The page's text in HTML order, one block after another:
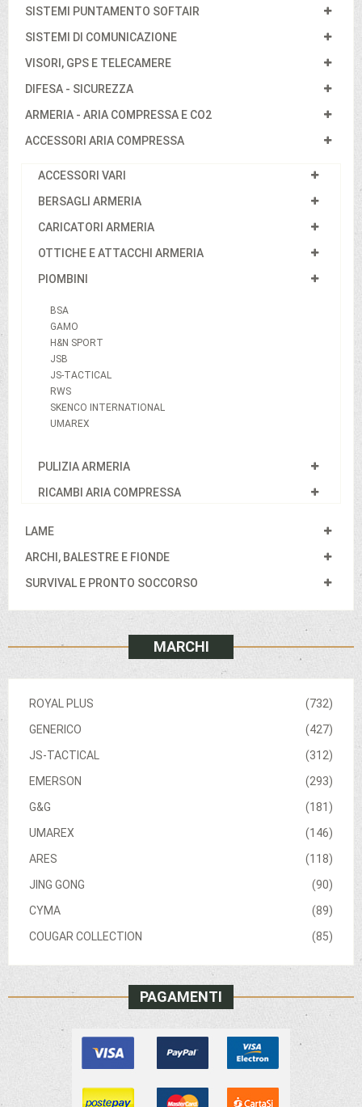
SISTEMI PUNTAMENTO SOFTAIR
SISTEMI DI COMUNICAZIONE
VISORI, GPS E TELECAMERE
DIFESA - SICUREZZA
ARMERIA - ARIA COMPRESSA E CO2
ACCESSORI ARIA COMPRESSA
ACCESSORI VARI
BERSAGLI ARMERIA
CARICATORI ARMERIA
OTTICHE E ATTACCHI ARMERIA
PIOMBINI
BSA
GAMO
H&N SPORT
JSB
JS-TACTICAL
RWS
SKENCO INTERNATIONAL
UMAREX
PULIZIA ARMERIA
RICAMBI ARIA COMPRESSA
LAME
ARCHI, BALESTRE E FIONDE
SURVIVAL E PRONTO SOCCORSO
MARCHI
(732)
ROYAL PLUS
(427)
GENERICO
(312)
JS-TACTICAL
(293)
EMERSON
(181)
G&G
(146)
UMAREX
(118)
ARES
(90)
JING GONG
(89)
CYMA
(85)
COUGAR COLLECTION
PAGAMENTI